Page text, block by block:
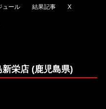
ュール 結果記事 X
栄店 (鹿児島県)